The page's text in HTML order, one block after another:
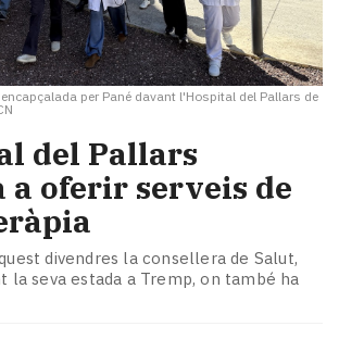
per Pané davant l'Hospital del Pallars de
del Pallars
a oferir serveis de
divendres la consellera de Salut,
la seva estada a Tremp, on també ha